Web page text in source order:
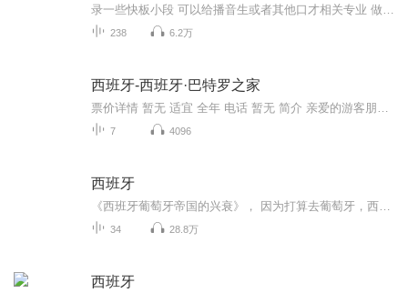
238 6.2万
西班牙-西班牙·巴特罗之家
7 4096
西班牙
34 28.8万
西班牙